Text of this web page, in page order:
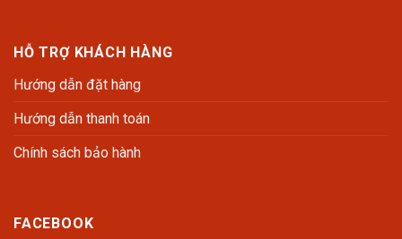
HỖ TRỢ KHÁCH HÀNG
Hướng dẫn đặt hàng
Hướng dẫn thanh toán
Chính sách bảo hành
FACEBOOK